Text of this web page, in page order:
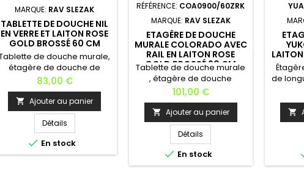
MARQUE: RAV SLEZAK
TABLETTE DE DOUCHE NIL
EN VERRE ET LAITON ROSE
GOLD BROSSÉ 60 CM
de douche murale,
étagère de douche de
longueur de 60 cm, le
montage par perçage est
nécessaire. Matière: verre
et support en laiton rose
gold brossé Dimensions: 60
x10,7 x1,8 cm Profondeur: 10,7
cm Longueur: 60 cm
Hauteur: 1,8 cm Poids: 1,7
Prix
83,00 €
 Ajouter au panier
Détails
 En stock
RÉFÉRENCE: COA0900/60ZRK
MARQUE: RAV SLEZAK
ETAGÈRE DE DOUCHE
MURALE COLORADO AVEC
RAIL EN LAITON ROSE
GOLD BROSSÉ 60 CM
Tablette de douche murale
, étagère de douche
murale en verre et laiton ; le
montage par perçage est
nécessaire. Matière:
tablette en verre / support
et rail en laiton rose gold
brossé Dimensions: 60x 12,7x
5,3 cmProfondeur: 12,7
cmLargeur : 60 cmHauteur:
Prix
101,00 €
 Ajouter au panier
Détails
 En stock
de
noir
cm
1,2 kg
